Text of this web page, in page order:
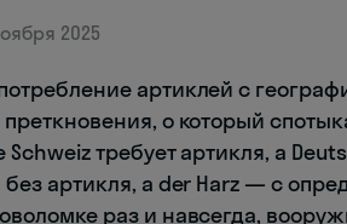
2025
артиклей с
о который
требует артикля, а
без артикля, а der Harz — с
раз и навсегда,